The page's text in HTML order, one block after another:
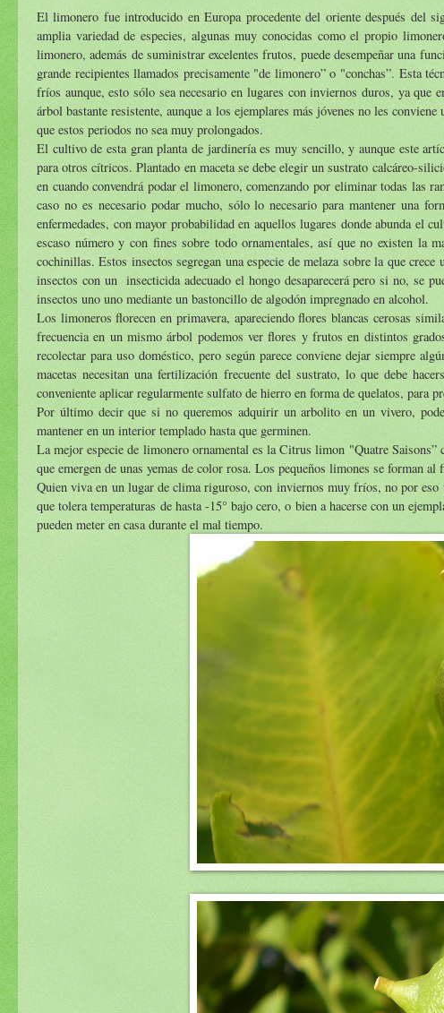
El limonero fue introducido en Europa procedente del oriente después del
amplia variedad de especies, algunas muy conocidas como el propio
limonero, además de suministrar excelentes frutos, puede desempeñar una
grande recipientes llamados precisamente "de limonero” o "conchas”. Esta
fríos aunque, esto sólo sea necesario en lugares con inviernos duros, ya
árbol bastante resistente, aunque a los ejemplares más jóvenes no les
que estos periodos no sea muy prolongados.
El cultivo de esta gran planta de jardinería es muy sencillo, y aunque este
para otros cítricos. Plantado en maceta se debe elegir un sustrato calcáreo-
en cuando convendrá podar el limonero, comenzando por eliminar todas las
caso no es necesario podar mucho, sólo lo necesario para mantener una
enfermedades, con mayor probabilidad en aquellos lugares donde abunda
escaso número y con fines sobre todo ornamentales, así que no existen la
cochinillas. Estos insectos segregan una especie de melaza sobre la que
insectos con un insecticida adecuado el hongo desaparecerá pero si no, se
insectos uno uno mediante un bastoncillo de algodón impregnado en alcohol.
Los limoneros florecen en primavera, apareciendo flores blancas cerosas
frecuencia en un mismo árbol podemos ver flores y frutos en distintos
recolectar para uso doméstico, pero según parece conviene dejar siempre
macetas necesitan una fertilización frecuente del sustrato, lo que debe
conveniente aplicar regularmente sulfato de hierro en forma de quelatos, para
Por último decir que si no queremos adquirir un arbolito en un vivero,
mantener en un interior templado hasta que germinen.
La mejor especie de limonero ornamental es la Citrus limon "Quatre
que emergen de unas yemas de color rosa. Los pequeños limones se forman al
Quien viva en un lugar de clima riguroso, con inviernos muy fríos, no por
que tolera temperaturas de hasta -15° bajo cero, o bien a hacerse con un
pueden meter en casa durante el mal tiempo.